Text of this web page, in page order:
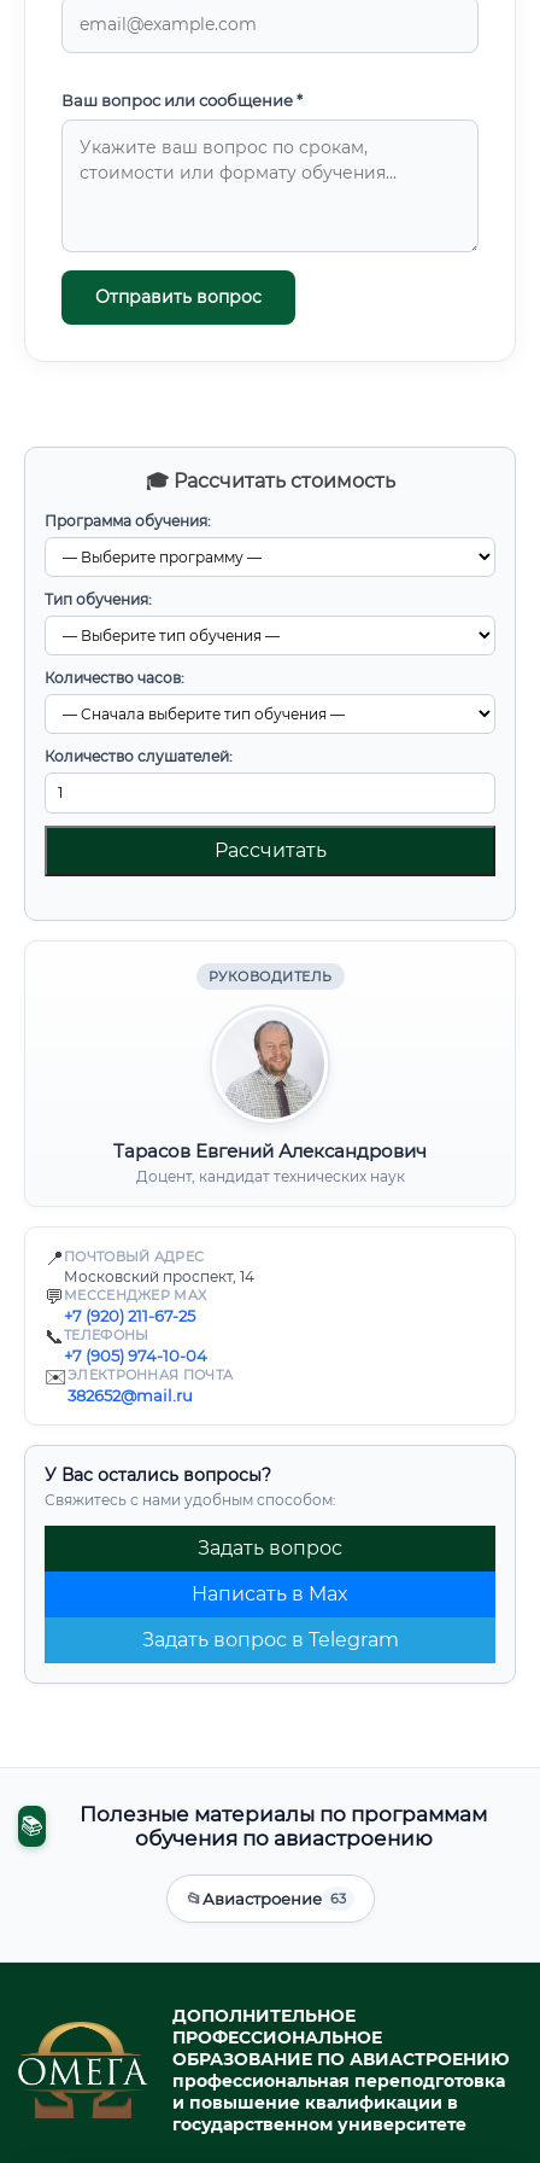
🎓 Рассчитать стоимость
Программа обучения:
Тип обучения:
Количество часов:
Количество слушателей:
Рассчитать
РУКОВОДИТЕЛЬ
Тарасов Евгений Александрович
Доцент, кандидат технических наук
📍 ПОЧТОВЫЙ АДРЕС
Московский проспект, 14
💬 МЕССЕНДЖЕР MAX
+7 (920) 211-67-25
📞ТЕЛЕФОНЫ
+7 (905) 974-10-04
✉️ЭЛЕКТРОННАЯ ПОЧТА
382652@mail.ru
У Вас остались вопросы?
Свяжитесь с нами удобным способом:
Задать вопрос
Написать в Max
Задать вопрос в Telegram
Ваш вопрос или сообщение *
Отправить вопрос
📚
Полезные материалы по программам
обучения по авиастроению
📂Авиастроение 63
ДОПОЛНИТЕЛЬНОЕ
ПРОФЕССИОНАЛЬНОЕ
ОБРАЗОВАНИЕ ПО АВИАСТРОЕНИЮ
профессиональная переподготовка
и повышение квалификации в
государственном университете